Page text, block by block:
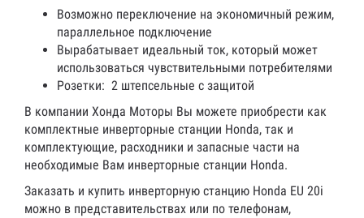
Возможно переключение на экономичный режим,
параллельное подключение
Вырабатывает идеальный ток, который может
использоваться чувствительными потребителями
Розетки: 2 штепсельные с защитой
В компании Хонда Моторы Вы можете приобрести как
комплектные инверторные станции Honda, так и
комплектующие, расходники и запасные части на
необходимые Вам инверторные станции Honda.
Заказать и купить инверторную станцию Honda EU 20i
можно в представительствах или по телефонам,